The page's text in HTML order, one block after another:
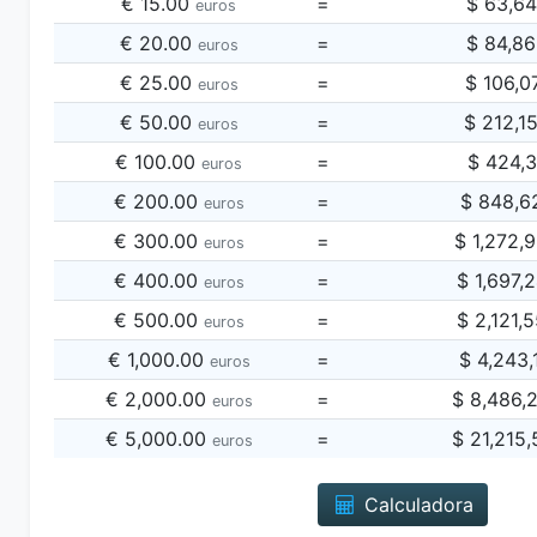
euros
€ 20.00 euros =
$
€ 25.00 euros =
$
€ 50.00 euros =
$
€ 100.00 euros =
$
€ 200.00 euros =
$
€ 300.00 euros =
$
€ 400.00 euros =
$
€ 500.00 euros =
$
€ 1,000.00 euros =
$
€ 2,000.00 euros =
$
€ 5,000.00 euros = $
Calculadora